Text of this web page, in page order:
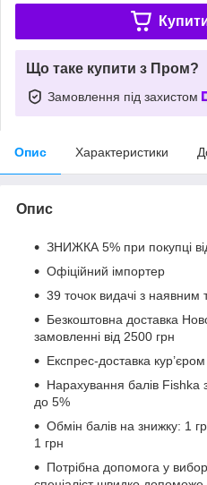
Що таке купити з Пром?
Замовлення під захистом
Опис Характеристики
Опис
ЗНИЖКА 5% при покупці
Офіційний імпортер
39 точок видачі з
Безкоштовна доставка
замовленні від 2500 грн
Експрес-доставка кур’єром
Нарахування балів Fishka
до 5%
Обмін балів на знижку: 1
1 грн
Потрібна допомога у